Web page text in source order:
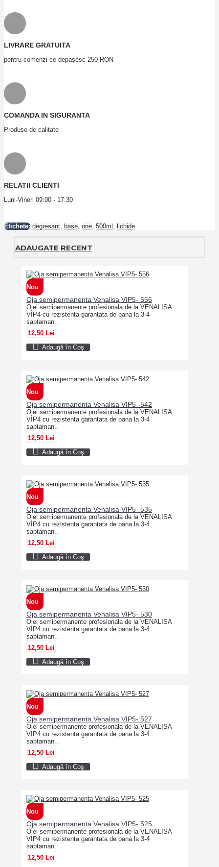
LIVRARE GRATUITA
pentru comenzi ce depaşesc 250 RON
COMANDA IN SIGURANTA
Produse de calitate
RELATII CLIENTI
Luni-Vineri 09:00 - 17:30
Etichete: degresant base one 500ml lichide
ADAUGATE RECENT
Nou
Oja semipermanenta Venalisa VIP5- 556
Ojei semipermanente profesionala de la VENALISA
VIP4 cu rezistenta garantata de pana la 3-4
saptaman..
12,50 Lei
Adaugă în Coş
Nou
Oja semipermanenta Venalisa VIP5- 542
Ojei semipermanente profesionala de la VENALISA
VIP4 cu rezistenta garantata de pana la 3-4
saptaman..
12,50 Lei
Adaugă în Coş
Nou
Oja semipermanenta Venalisa VIP5- 535
Ojei semipermanente profesionala de la VENALISA
VIP4 cu rezistenta garantata de pana la 3-4
saptaman..
12,50 Lei
Adaugă în Coş
Nou
Oja semipermanenta Venalisa VIP5- 530
Ojei semipermanente profesionala de la VENALISA
VIP4 cu rezistenta garantata de pana la 3-4
saptaman..
12,50 Lei
Adaugă în Coş
Nou
Oja semipermanenta Venalisa VIP5- 527
Ojei semipermanente profesionala de la VENALISA
VIP4 cu rezistenta garantata de pana la 3-4
saptaman..
12,50 Lei
Adaugă în Coş
Nou
Oja semipermanenta Venalisa VIP5- 525
Ojei semipermanente profesionala de la VENALISA
VIP4 cu rezistenta garantata de pana la 3-4
saptaman..
12,50 Lei